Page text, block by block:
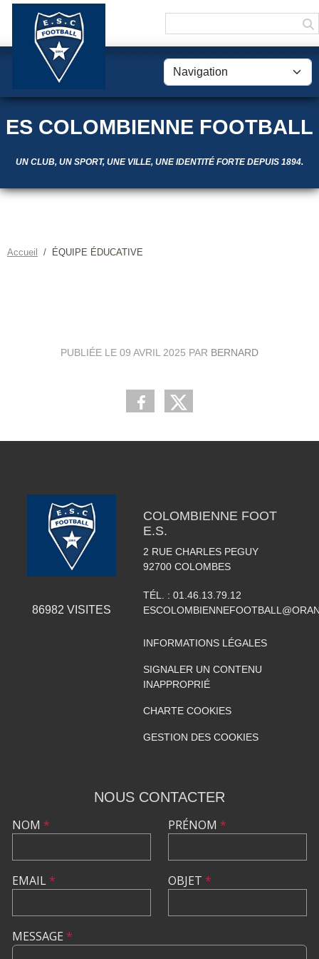
ES COLOMBIENNE FOOTBALL
UN CLUB, UN SPORT, UNE VILLE, UNE IDENTITÉ FORTE DEPUIS 1894.
Accueil ÉQUIPE ÉDUCATIVE
PUBLIÉE LE 09 AVRIL 2025 PAR BERNARD
86982 VISITES
COLOMBIENNE FOOT
E.S.
2 RUE CHARLES PEGUY
92700 COLOMBES
TÉL. : 01.46.13.79.12
INFORMATIONS LÉGALES
SIGNALER UN CONTENU
INAPPROPRIÉ
CHARTE COOKIES
GESTION DES COOKIES
NOUS CONTACTER
NOM *
EMAIL*
PRÉNOM *
OBJET *
MESSAGE *